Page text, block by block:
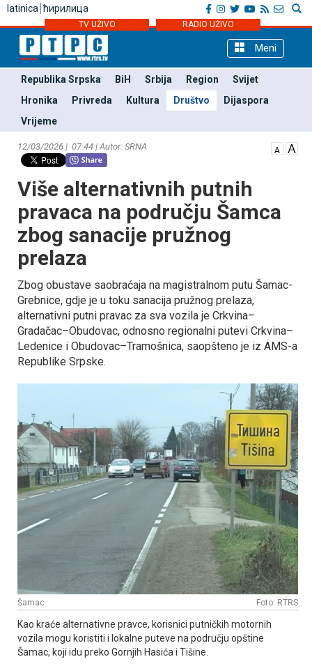
latinica ћирилица
TV UŽIVO RADIO UŽIVO
Meni
Republika Srpska BiH Srbija Region
Svijet
Hronika
Privreda Kultura Društvo
Dijaspora
Vrijeme
12/03/2026 | 07:44 | Autor: SRNA
Više alternativnih putnih
pravaca na području Šamca
zbog sanacije pružnog
prelaza
Zbog obustave saobraćaja na magistralnom putu Šamac-
Grebnice, gdje je u toku sanacija pružnog prelaza,
alternativni putni pravac za sva vozila je Crkvina–
Gradačac–Obudovac, odnosno regionalni putevi Crkvina–
Ledenice i Obudovac–Tramošnica, saopšteno je iz AMS-a
Republike Srpske.
Šamac Foto: RTRS
Kao kraće alternativne pravce, korisnici putničkih motornih
vozila mogu koristiti i lokalne puteve na području opštine
Šamac, koji idu preko Gornjih Hasića i Tišine.